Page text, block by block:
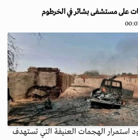
على مستشفى بشائر في الخرطوم
استمرار الهجمات العنيفة التي تستهدف